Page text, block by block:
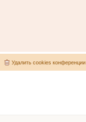
Удалить cookies конференции